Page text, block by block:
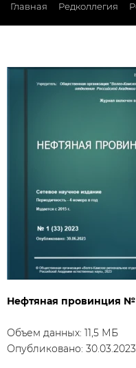
Главная Редколлегия
Нефтяная провинция №
Объем данных: 11,5 МБ
Опубликовано: 30.03.2023